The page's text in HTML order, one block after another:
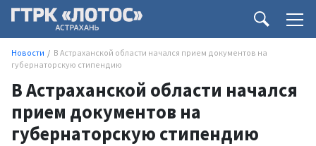
Новости
В Астраханской области начался прием документов на
губернаторскую стипендию
В Астраханской области начался
прием документов на
губернаторскую стипендию